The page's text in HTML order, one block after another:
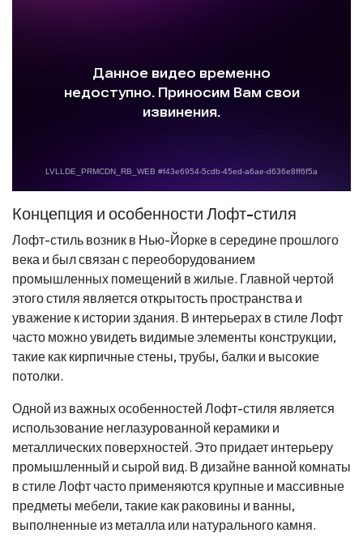
Концепция и особенности Лофт-стиля
Лофт-стиль возник в Нью-Йорке в середине прошлого
века и был связан с переоборудованием
промышленных помещений в жилые. Главной чертой
этого стиля является открытость пространства и
уважение к истории здания. В интерьерах в стиле Лофт
часто можно увидеть видимые элементы конструкции,
такие как кирпичные стены, трубы, балки и высокие
потолки.
Одной из важных особенностей Лофт-стиля является
использование неглазурованной керамики и
металлических поверхностей. Это придает интерьеру
промышленный и сырой вид. В дизайне ванной комнаты
в стиле Лофт часто применяются крупные и массивные
предметы мебели, такие как раковины и ванны,
выполненные из металла или натурального камня.